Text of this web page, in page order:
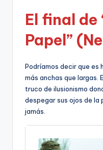
El final de
Papel”
Podríamos decir que es
más anchas que largas.
truco de ilusionismo
despegar sus ojos de la
jamás.